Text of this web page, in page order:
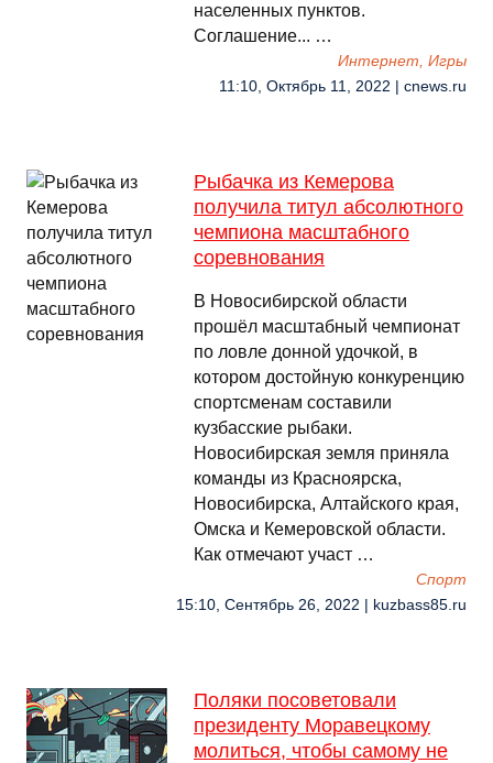
населенных пунктов.
Соглашение... …
Интернет, Игры
11:10, Октябрь 11, 2022 | cnews.ru
Рыбачка из Кемерова
получила титул абсолютного
чемпиона масштабного
соревнования
В Новосибирской области
прошёл масштабный чемпионат
по ловле донной удочкой, в
котором достойную конкуренцию
спортсменам составили
кузбасские рыбаки.
Новосибирская земля приняла
команды из Красноярска,
Новосибирска, Алтайского края,
Омска и Кемеровской области.
Как отмечают участ …
Спорт
15:10, Сентябрь 26, 2022 | kuzbass85.ru
Поляки посоветовали
президенту Моравецкому
молиться, чтобы самому не